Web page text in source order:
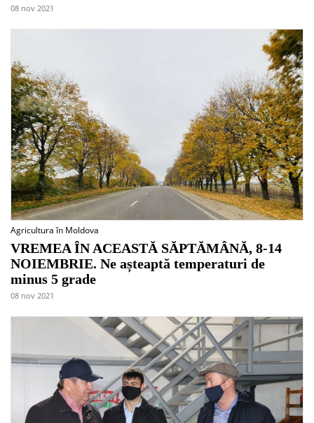
08 nov 2021
Agricultura în Moldova
VREMEA ÎN ACEASTĂ SĂPTĂMÂNĂ, 8-14
NOIEMBRIE. Ne așteaptă temperaturi de
minus 5 grade
08 nov 2021